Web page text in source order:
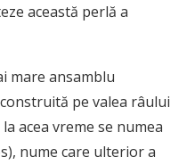
această perlă a
mare ansamblu
pe valea râului
acea vreme se numea
nume care ulterior a